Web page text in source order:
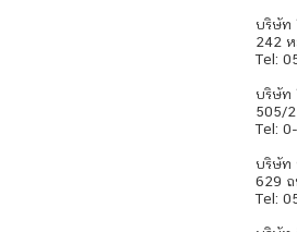
บริษัท
242 ห
Tel:
บริษัท
505/2
Tel:
บริษัท
629 ถ
Tel: